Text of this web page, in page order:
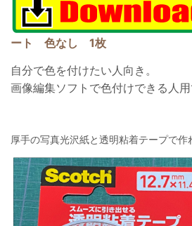
ート 色なし 1枚
自分で色を付けたい人向き。
画像編集ソフトで色付けできる人用
厚手の写真光沢紙と透明粘着テープで作